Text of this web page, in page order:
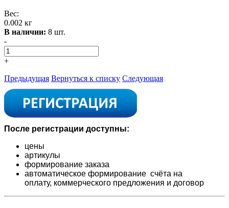
Вес:
0.002 кг
В наличии: 8 шт.
-
+
Предыдущая Вернуться к списку Следующая
После регистрации доступны:
цены
артикулы
формирование заказа
автоматическое формирование счёта на
оплату, коммерческого предложения и договор